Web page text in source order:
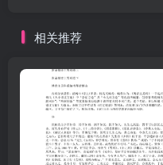
此逐条之次第也，俾后学了然
此。金匮二十五章，内有与伤
间有义别之处今将伤寒论中己
者，必重加发明，以阐扬其旨
考，若仅书其字，则无从知其
所不忍也，故于无考者，书其
相关推荐